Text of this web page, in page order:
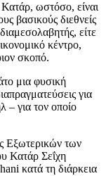
ωστόσο, είναι
βασικούς διεθνείς
είτε
κέντρο,
σκοπό.
μια φυσική
για
– για τον οποίο
Εξωτερικών των
Κατάρ Σεΐχη
κατά τη διάρκεια